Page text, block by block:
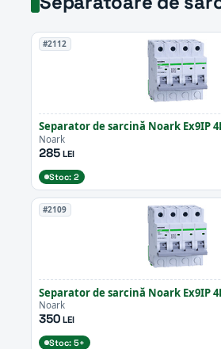
#2112
Separator de sarcină Noark Ex9IP
Noark
285LEI
Stoc: 2
#2109
Separator de sarcină Noark Ex9IP
Noark
350LEI
Stoc: 5+